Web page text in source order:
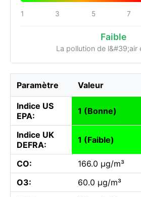
1 3 5 7
Faible
La pollution de l&#39;air
Paramètre Valeur
Indice US
EPA:
1 (Bonne)
Indice UK
DEFRA:
1 (Faible)
CO:
166.0 µg/m³
O3:
60.0 µg/m³